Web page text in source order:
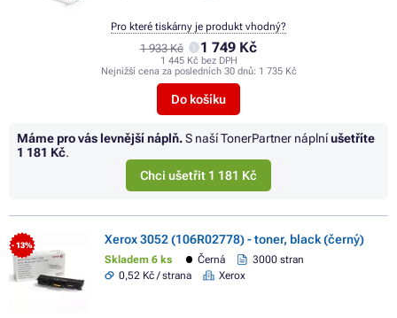
1 933 Kč 1 749 Kč
1 445 Kč bez DPH
Nejnižší cena za posledních 30 dnů: 1 735 Kč
Do košíku
Pro které tiskárny je produkt vhodný?
Máme pro vás levnější náplň.S naší TonerPartner náplníušetříte
1 181 Kč.
Chci ušetřit 1 181 Kč
- 13% Xerox 3052 (106R02778) - toner, black (černý)
Skladem 6 ks Černá
3000 stran
0,52 Kč / strana
Xerox